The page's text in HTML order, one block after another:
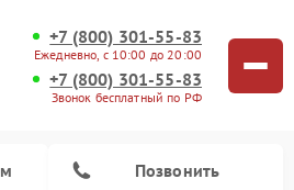
+7 (800) 301-55-83
Ежедневно, с 10:00 до 20:00
+7 (800) 301-55-83
Звонок бесплатный по РФ
Позвонить